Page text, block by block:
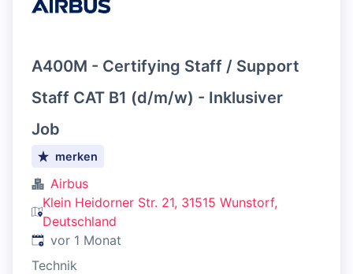
A400M - Certifying Staff / Support
Staff CAT B1 (d/m/w) - Inklusiver
Job
merken
Airbus
Klein Heidorner Str. 21, 31515 Wunstorf,
Deutschland
Veröffentlicht:
vor 1 Monat
Technik